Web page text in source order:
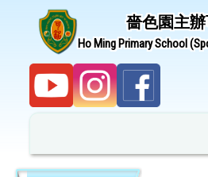
嗇色園主
Ho Ming Primary School